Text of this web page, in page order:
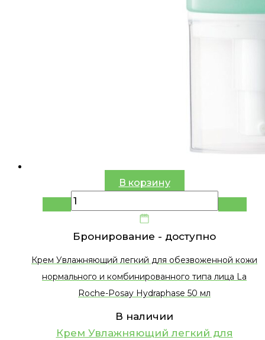
В корзину
Бронирование - доступно
Крем Увлажняющий легкий для обезвоженной кожи
нормального и комбинированного типа лица La
Roche-Posay Hydraphase 50 мл
В наличии
Крем Увлажняющий легкий для